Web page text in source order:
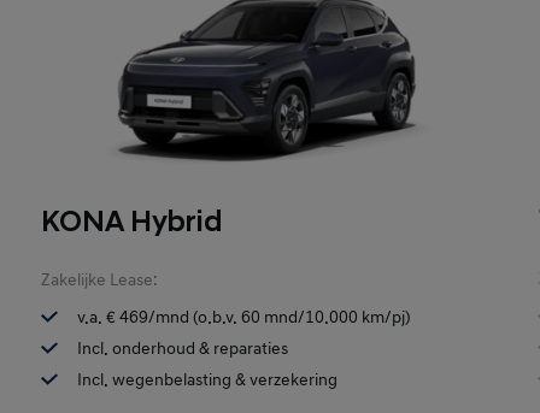
KONA Hybrid
Zakelijke Lease:
v.a. € 469/mnd (o.b.v. 60 mnd/10.000 km/pj)
Incl. onderhoud & reparaties
Incl. wegenbelasting & verzekering